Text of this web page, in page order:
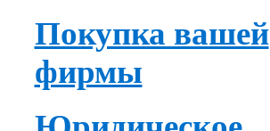
Покупка вашей
фирмы